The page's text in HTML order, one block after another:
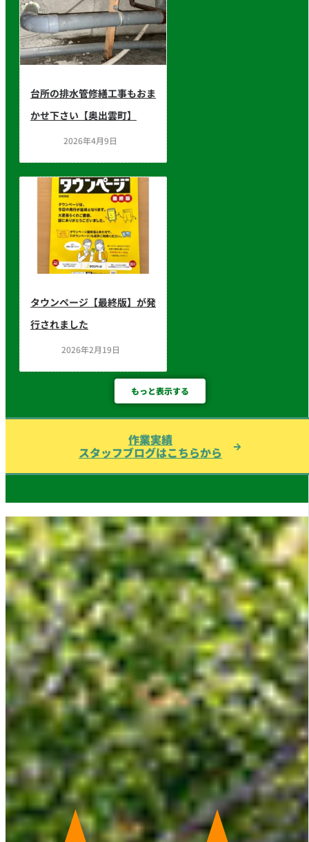
台所の排水管修繕工事もおま
かせ下さい【奥出雲町】
2026年4月9日
タウンページ【最終版】が発
行されました
2026年2月19日
もっと表示する
作業実績
スタッフブログはこちらから